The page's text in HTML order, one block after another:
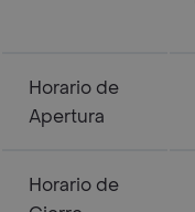
Horario de
Apertura
Horario de